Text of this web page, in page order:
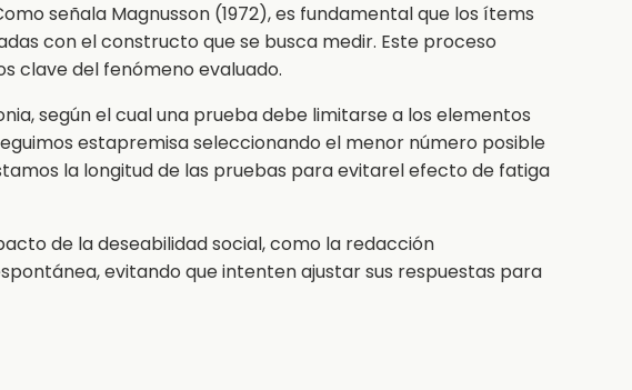
señala Magnusson (1972), es fundamental que los ítems
con el constructo que se busca medir. Este proceso
clave del fenómeno evaluado.
según el cual una prueba debe limitarse a los elementos
estapremisa seleccionando el menor número posible
la longitud de las pruebas para evitarel efecto de fatiga
de la deseabilidad social, como la redacción
evitando que intenten ajustar sus respuestas para